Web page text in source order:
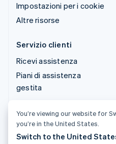
Impostazioni per i cookie
Altre risorse
Servizio clienti
Ricevi assistenza
Piani di assistenza
gestita
© 2026 Stripe, LLC
You’re viewing our website for
you’re in the United States.
Switch to the United